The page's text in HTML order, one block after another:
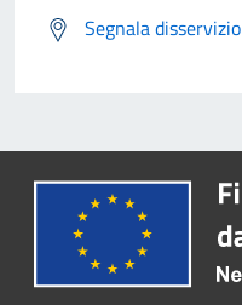
Segnala disservizio